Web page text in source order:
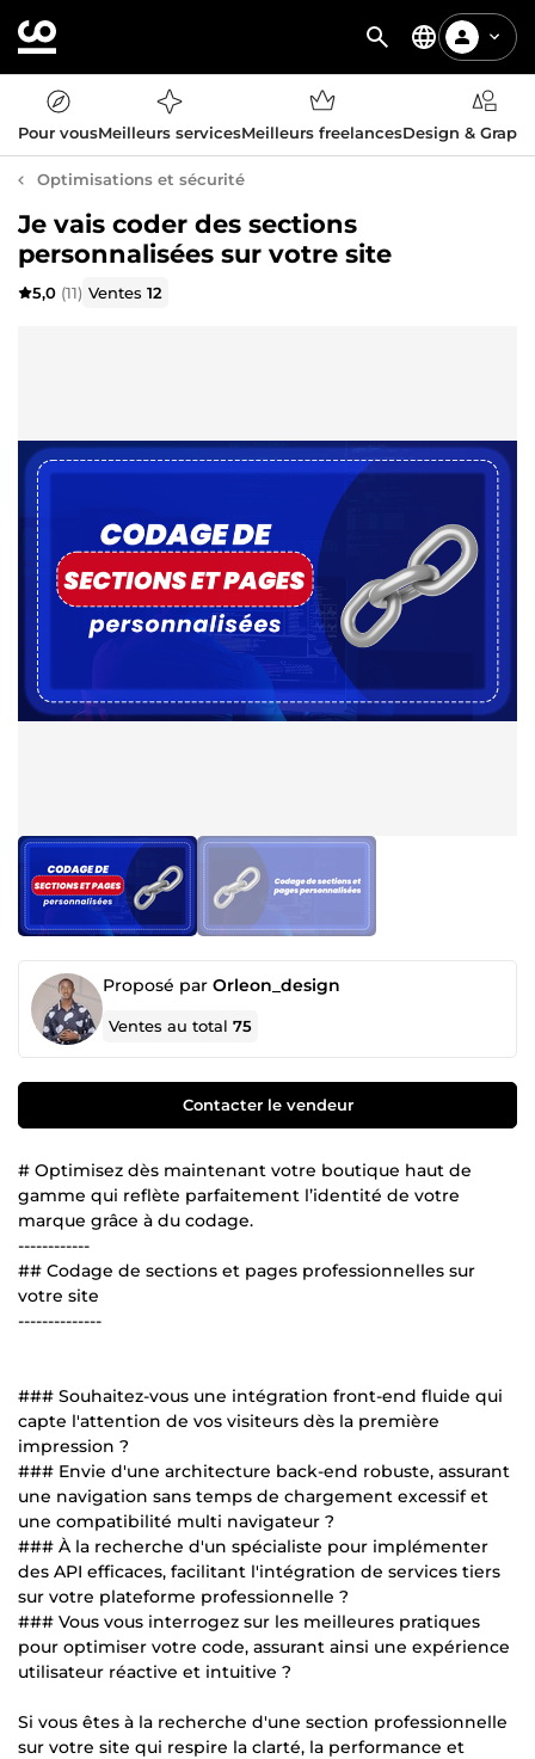
Pour vousMeilleurs servicesMeilleurs freelancesDesign &
Optimisations et sécurité
Je vais coder des sections
personnalisées sur votre site
5,0 (11) Ventes12
Proposé par Orleon_design
Ventes au total75
Contacter le vendeur
# Optimisez dès maintenant votre boutique haut de
gamme qui reflète parfaitement l’identité de votre
marque grâce à du codage.
------------
## Codage de sections et pages professionnelles sur
votre site
--------------
### Souhaitez-vous une intégration front-end fluide qui
capte l'attention de vos visiteurs dès la première
impression ?
### Envie d'une architecture back-end robuste, assurant
une navigation sans temps de chargement excessif et
une compatibilité multi navigateur ?
### À la recherche d'un spécialiste pour implémenter
des API efficaces, facilitant l'intégration de services tiers
sur votre plateforme professionnelle ?
### Vous vous interrogez sur les meilleures pratiques
pour optimiser votre code, assurant ainsi une expérience
utilisateur réactive et intuitive ?
Si vous êtes à la recherche d'une section professionnelle
sur votre site qui respire la clarté, la performance et